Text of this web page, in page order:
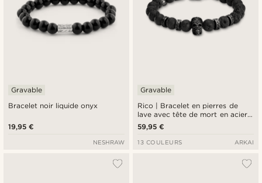
Bracelet noir liquide onyx
Gravable
19,95 €
NESHRAW
Rico | Bracelet en pierres de
lave avec tête de mort en acier
inoxydable noir
Gravable
59,95 €
13 COULEURS ARKAI